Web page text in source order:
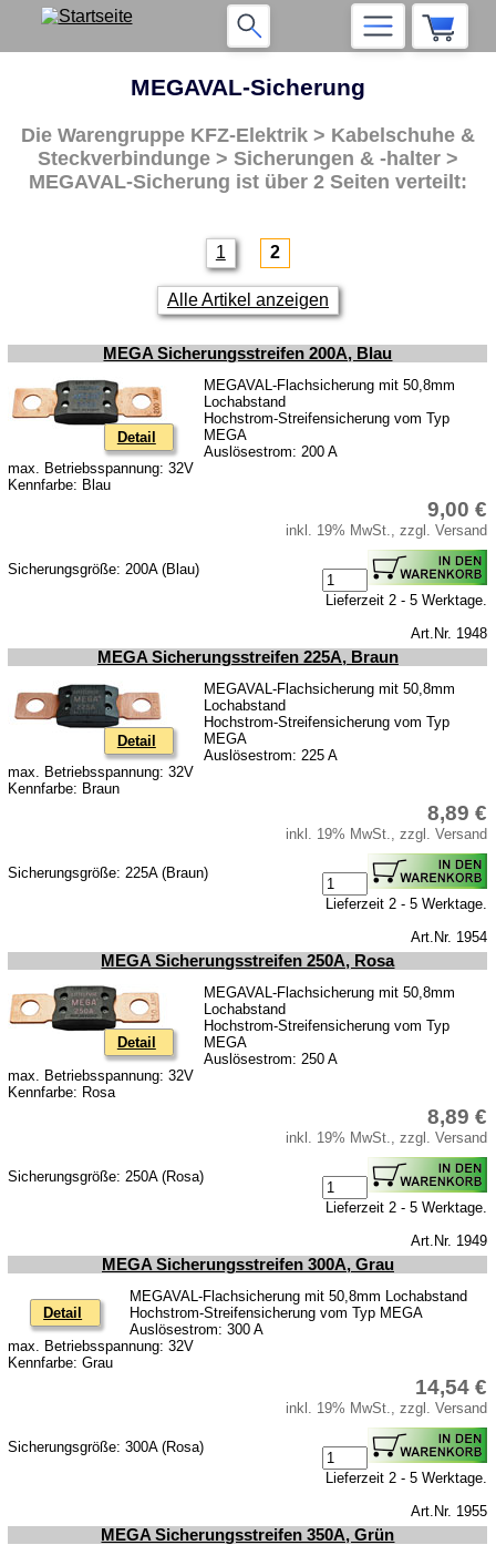
MEGAVAL-Sicherung
Die Warengruppe KFZ-Elektrik > Kabelschuhe &
Steckverbindunge > Sicherungen & -halter >
MEGAVAL-Sicherung ist über 2 Seiten verteilt:
1 2
Alle Artikel anzeigen
MEGA Sicherungsstreifen 200A, Blau
Detail
MEGAVAL-Flachsicherung mit 50,8mm
Lochabstand
Hochstrom-Streifensicherung vom Typ
MEGA
Auslösestrom: 200 A
max. Betriebsspannung: 32V
Kennfarbe: Blau
Sicherungsgröße: 200A (Blau)
9,00 €
inkl. 19% MwSt., zzgl. Versand
Lieferzeit 2 - 5 Werktage.
Art.Nr. 1948
MEGA Sicherungsstreifen 225A, Braun
Detail
MEGAVAL-Flachsicherung mit 50,8mm
Lochabstand
Hochstrom-Streifensicherung vom Typ
MEGA
Auslösestrom: 225 A
max. Betriebsspannung: 32V
Kennfarbe: Braun
Sicherungsgröße: 225A (Braun)
8,89 €
inkl. 19% MwSt., zzgl. Versand
Lieferzeit 2 - 5 Werktage.
Art.Nr. 1954
MEGA Sicherungsstreifen 250A, Rosa
Detail
MEGAVAL-Flachsicherung mit 50,8mm
Lochabstand
Hochstrom-Streifensicherung vom Typ
MEGA
Auslösestrom: 250 A
max. Betriebsspannung: 32V
Kennfarbe: Rosa
Sicherungsgröße: 250A (Rosa)
8,89 €
inkl. 19% MwSt., zzgl. Versand
Lieferzeit 2 - 5 Werktage.
Art.Nr. 1949
MEGA Sicherungsstreifen 300A, Grau
Detail
MEGAVAL-Flachsicherung mit 50,8mm Lochabstand
Hochstrom-Streifensicherung vom Typ MEGA
Auslösestrom: 300 A
max. Betriebsspannung: 32V
Kennfarbe: Grau
Sicherungsgröße: 300A (Rosa)
14,54 €
inkl. 19% MwSt., zzgl. Versand
Lieferzeit 2 - 5 Werktage.
Art.Nr. 1955
MEGA Sicherungsstreifen 350A, Grün